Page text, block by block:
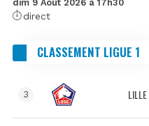
dim 9 Août 2026 à 17h30
direct
CLASSEMENT LIGUE 1
3 LILLE